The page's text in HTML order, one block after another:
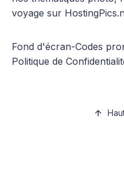
voyage sur
Fond d'écran-Codes
Politique de